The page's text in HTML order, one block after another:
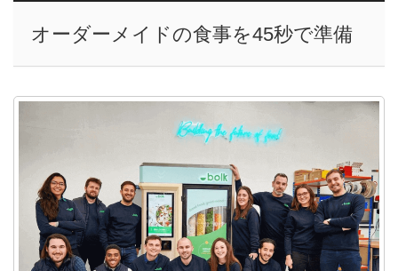
オーダーメイドの食事を45秒で準備